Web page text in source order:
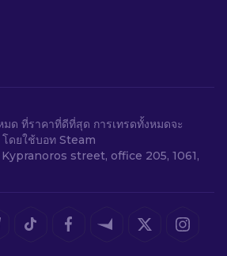
ด ที่ราคาที่ดีที่สุด การเทรดทั้งหมดจะ
ดยใช้บอท Steam
street, office 205, 1061,